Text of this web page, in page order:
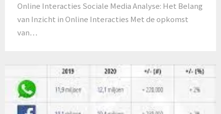
Online Interacties Sociale Media Analyse: Het Belang
van Inzicht in Online Interacties Met de opkomst
van…